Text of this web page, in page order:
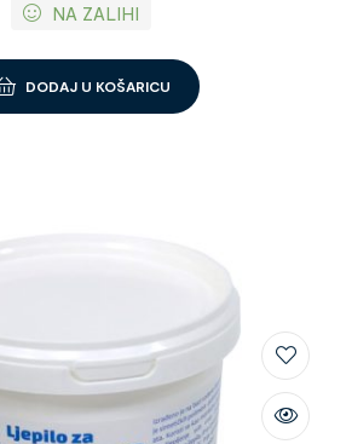
NA ZALIHI
DODAJ U KOŠARICU